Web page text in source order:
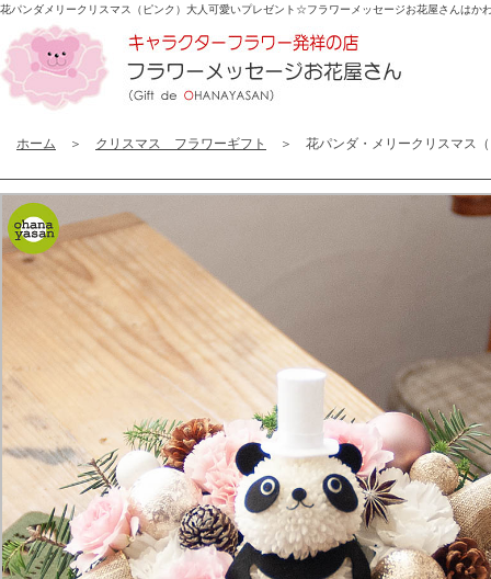
花パンダメリークリスマス（ピンク）大人可愛いプレゼント☆フラワーメッセージお花屋さんはか
ホーム ＞ クリスマス フラワーギフト ＞ 花パンダ・メリークリスマス（